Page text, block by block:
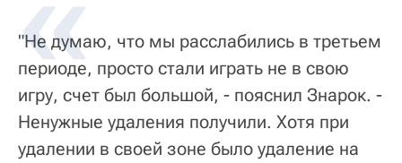
"Не думаю, что мы расслабились в третьем
периоде, просто стали играть не в свою
игру, счет был большой, - пояснил Знарок. -
Ненужные удаления получили. Хотя при
удалении в своей зоне было удаление на